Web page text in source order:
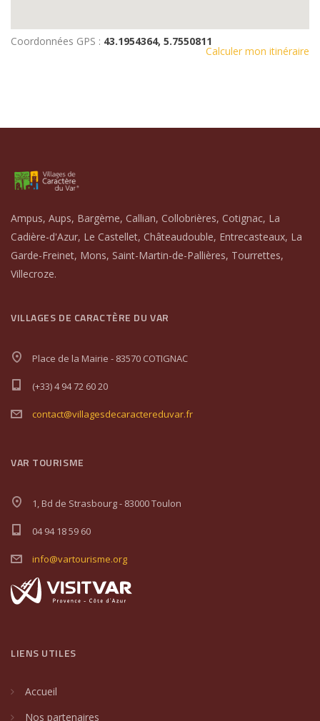
Coordonnées GPS : 43.1954364, 5.7550811
Calculer mon itinéraire
Ampus, Aups, Bargème, Callian, Collobrières, Cotignac, La
Cadière-d'Azur, Le Castellet, Châteaudouble, Entrecasteaux, La
Garde-Freinet, Mons, Saint-Martin-de-Pallières, Tourrettes,
Villecroze.
VILLAGES DE CARACTÈRE DU VAR
Place de la Mairie - 83570 COTIGNAC
(+33) 4 94 72 60 20
contact@villagesdecaractereduvar.fr
VAR TOURISME
1, Bd de Strasbourg - 83000 Toulon
04 94 18 59 60
info@vartourisme.org
LIENS UTILES
Accueil
Nos partenaires